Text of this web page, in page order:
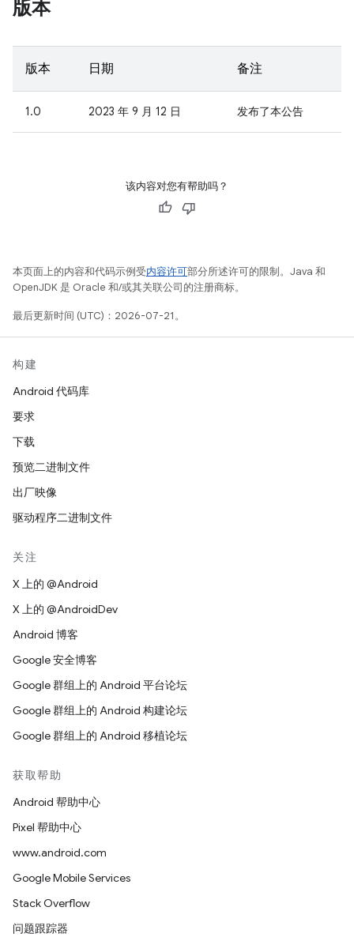
版本
版本 日期 备注
1.0 2023 年 9 月 12 日 发布了本公告
该内容对您有帮助吗？
本页面上的内容和代码示例受内容许可部分所述许可的限制。Java 和
OpenJDK 是 Oracle 和/或其关联公司的注册商标。
最后更新时间 (UTC)：2026-07-21。
构建
Android 代码库
要求
下载
预览二进制文件
出厂映像
驱动程序二进制文件
关注
X 上的 @Android
X 上的 @AndroidDev
Android 博客
Google 安全博客
Google 群组上的 Android 平台论坛
Google 群组上的 Android 构建论坛
Google 群组上的 Android 移植论坛
获取帮助
Android 帮助中心
Pixel 帮助中心
www.android.com
Google Mobile Services
Stack Overflow
问题跟踪器